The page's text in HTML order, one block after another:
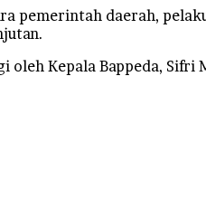
daerah,
Kepala Bappeda, Sifri